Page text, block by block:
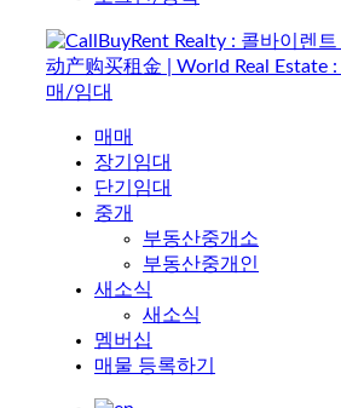
매매
장기임대
단기임대
중개
부동산중개소
부동산중개인
새소식
새소식
멤버십
매물 등록하기